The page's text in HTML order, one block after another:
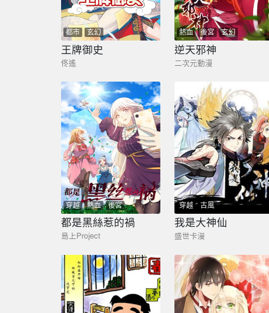
都市 玄幻
王牌御史
佟遙
熱血 後宮 玄幻
逆天邪神
二次元動漫
穿越 熱血 後宮
都是黑絲惹的禍
島上Project
穿越 古風
我是大神仙
盛世卡漫